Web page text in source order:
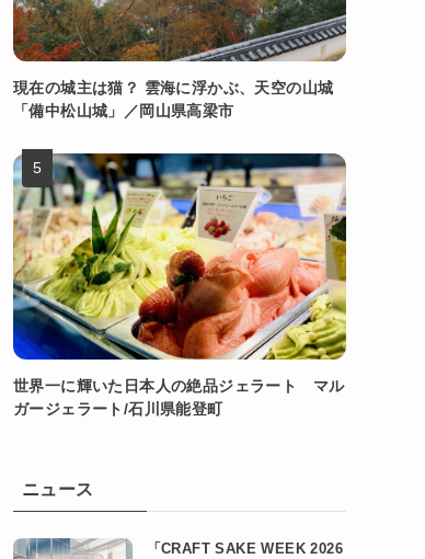
現在の城主は猫？ 雲海に浮かぶ、天空の山城
「備中松山城」／岡山県高梁市
世界一に輝いた日本人の絶品ジェラート マル
ガージェラート/石川県能登町
ニュース
「CRAFT SAKE WEEK 2026